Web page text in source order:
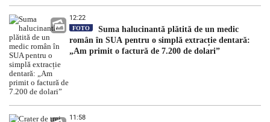
12:22
FOTO
Suma halucinantă plătită de un medic
român în SUA pentru o simplă extracție dentară:
„Am primit o factură de 7.200 de dolari”
11:58